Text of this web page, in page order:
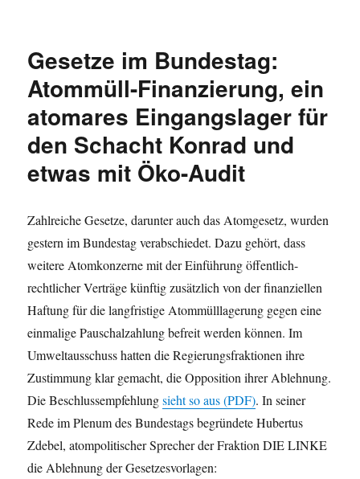
Gesetze im Bundestag:
Atommüll-Finanzierung, ein
atomares Eingangslager für
den Schacht Konrad und
etwas mit Öko-Audit
Zahlreiche Gesetze, darunter auch das Atomgesetz, wurden
gestern im Bundestag verabschiedet. Dazu gehört, dass
weitere Atomkonzerne mit der Einführung öffentlich-
rechtlicher Verträge künftig zusätzlich von der finanziellen
Haftung für die langfristige Atommülllagerung gegen eine
einmalige Pauschalzahlung befreit werden können. Im
Umweltausschuss hatten die Regierungsfraktionen ihre
Zustimmung klar gemacht, die Opposition ihrer Ablehnung.
Die Beschlussempfehlungsieht so aus (PDF). In seiner
Rede im Plenum des Bundestags begründete Hubertus
Zdebel, atompolitischer Sprecher der Fraktion DIE LINKE
die Ablehnung der Gesetzesvorlagen: